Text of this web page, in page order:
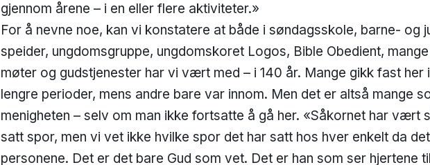
gjennom årene – i en eller flere aktiviteter.»
For å nevne noe, kan vi konstatere at både i søndagsskole, barne- og
speider, ungdomsgruppe, ungdomskoret Logos, Bible Obedient,
møter og gudstjenester har vi vært med – i 140 år. Mange gikk fast her
lengre perioder, mens andre bare var innom. Men det er altså mange
menigheten – selv om man ikke fortsatte å gå her. «Såkornet har vært
satt spor, men vi vet ikke hvilke spor det har satt hos hver enkelt da
personene. Det er det bare Gud som vet. Det er han som ser hjertene